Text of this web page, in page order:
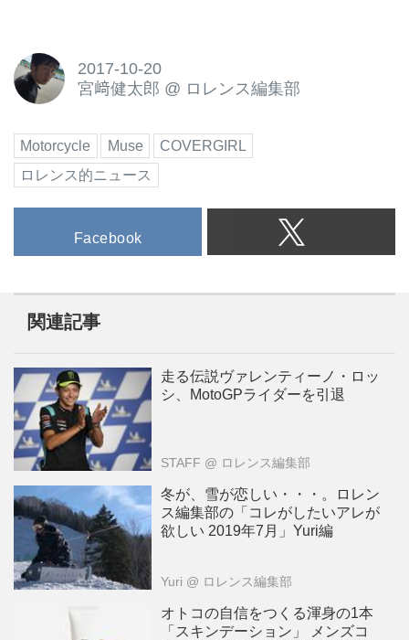
2017-10-20
宮﨑健太郎 @ ロレンス編集部
Motorcycle Muse
COVERGIRL
ロレンス的ニュース
Facebook
関連記事
走る伝説ヴァレンティーノ・ロッ
シ、MotoGPライダーを引退
STAFF @ ロレンス編集部
冬が、雪が恋しい・・・。ロレン
ス編集部の「コレがしたいアレが
欲しい 2019年7月」Yuri編
Yuri @ ロレンス編集部
オトコの自信をつくる渾身の1本
「スキンデーション」 メンズコ